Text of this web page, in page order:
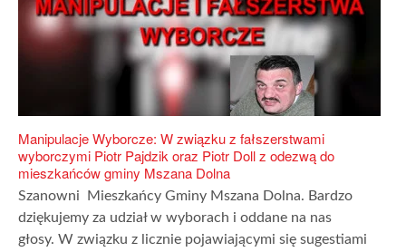
Manipulacje Wyborcze: W związku z fałszerstwami
wyborczymi Piotr Pajdzik oraz Piotr Doll z odezwą do
mieszkańców gminy Mszana Dolna
Szanowni Mieszkańcy Gminy Mszana Dolna. Bardzo
dziękujemy za udział w wyborach i oddane na nas
głosy. W związku z licznie pojawiającymi się sugestiami